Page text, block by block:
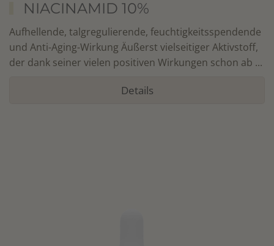
NIACINAMID 10%
Aufhellende, talgregulierende, feuchtigkeitsspendende
und Anti-Aging-Wirkung Äußerst vielseitiger Aktivstoff,
der dank seiner vielen positiven Wirkungen schon ab ...
Details